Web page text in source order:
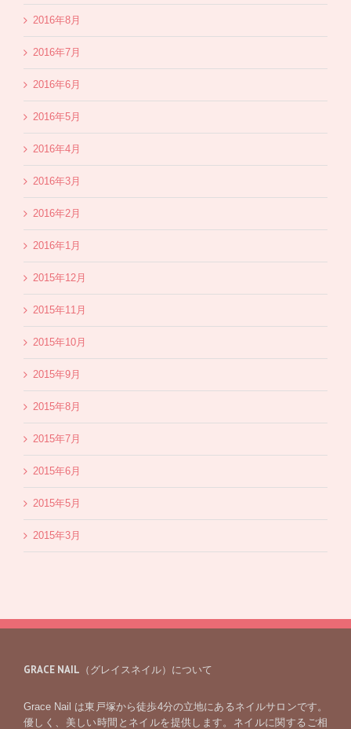
2016年8月
2016年7月
2016年6月
2016年5月
2016年4月
2016年3月
2016年2月
2016年1月
2015年12月
2015年11月
2015年10月
2015年9月
2015年8月
2015年7月
2015年6月
2015年5月
2015年3月
GRACE NAIL（グレイスネイル）について
Grace Nail は東戸塚から徒歩4分の立地にあるネイルサロンです。
優しく、美しい時間とネイルを提供します。ネイルに関するご相